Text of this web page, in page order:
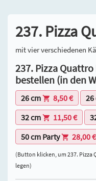
237. Pizza
mit vier verschiedenen
237. Pizza
bestellen (in den
26 cm 8,50 € 26
32 cm
11,50 €
50 cm Party
28,00 €
(Button klicken, um 237. Pizza
legen)